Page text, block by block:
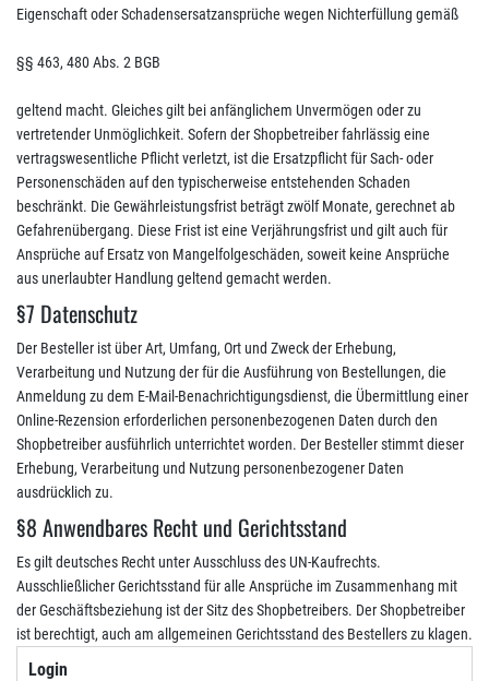
Eigenschaft oder Schadensersatzansprüche wegen Nichterfüllung gemäß
§§ 463, 480 Abs. 2 BGB
geltend macht. Gleiches gilt bei anfänglichem Unvermögen oder zu
vertretender Unmöglichkeit. Sofern der Shopbetreiber fahrlässig eine
vertragswesentliche Pflicht verletzt, ist die Ersatzpflicht für Sach- oder
Personenschäden auf den typischerweise entstehenden Schaden
beschränkt. Die Gewährleistungsfrist beträgt zwölf Monate, gerechnet ab
Gefahrenübergang. Diese Frist ist eine Verjährungsfrist und gilt auch für
Ansprüche auf Ersatz von Mangelfolgeschäden, soweit keine Ansprüche
aus unerlaubter Handlung geltend gemacht werden.
§7 Datenschutz
Der Besteller ist über Art, Umfang, Ort und Zweck der Erhebung,
Verarbeitung und Nutzung der für die Ausführung von Bestellungen, die
Anmeldung zu dem E-Mail-Benachrichtigungsdienst, die Übermittlung einer
Online-Rezension erforderlichen personenbezogenen Daten durch den
Shopbetreiber ausführlich unterrichtet worden. Der Besteller stimmt dieser
Erhebung, Verarbeitung und Nutzung personenbezogener Daten
ausdrücklich zu.
§8 Anwendbares Recht und Gerichtsstand
Es gilt deutsches Recht unter Ausschluss des UN-Kaufrechts.
Ausschließlicher Gerichtsstand für alle Ansprüche im Zusammenhang mit
der Geschäftsbeziehung ist der Sitz des Shopbetreibers. Der Shopbetreiber
ist berechtigt, auch am allgemeinen Gerichtsstand des Bestellers zu klagen.
Login